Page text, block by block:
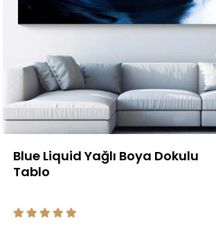
Blue Liquid Yağlı Boya Dokulu
Tablo